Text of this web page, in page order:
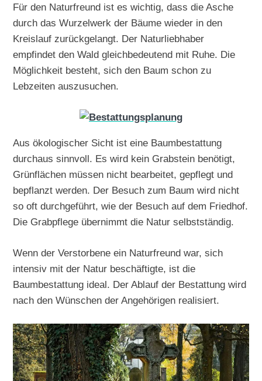
Für den Naturfreund ist es wichtig, dass die Asche
durch das Wurzelwerk der Bäume wieder in den
Kreislauf zurückgelangt. Der Naturliebhaber
empfindet den Wald gleichbedeutend mit Ruhe. Die
Möglichkeit besteht, sich den Baum schon zu
Lebzeiten auszusuchen.
Aus ökologischer Sicht ist eine Baumbestattung
durchaus sinnvoll. Es wird kein Grabstein benötigt,
Grünflächen müssen nicht bearbeitet, gepflegt und
bepflanzt werden. Der Besuch zum Baum wird nicht
so oft durchgeführt, wie der Besuch auf dem Friedhof.
Die Grabpflege übernimmt die Natur selbstständig.
Wenn der Verstorbene ein Naturfreund war, sich
intensiv mit der Natur beschäftigte, ist die
Baumbestattung ideal. Der Ablauf der Bestattung wird
nach den Wünschen der Angehörigen realisiert.